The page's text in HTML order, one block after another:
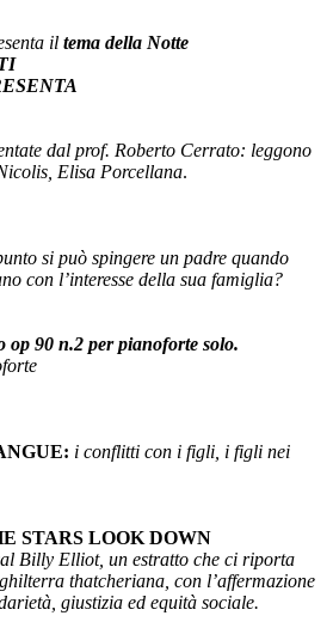
il tema della Notte
dal prof. Roberto Cerrato: leggono
Elisa Porcellana.
si può spingere un padre quando
con l’interesse della sua famiglia?
90 n.2 per pianoforte solo.
i conflitti con i figli, i figli nei
STARS LOOK DOWN
Billy Elliot, un estratto che ci riporta
thatcheriana, con l’affermazione
giustizia ed equità sociale.